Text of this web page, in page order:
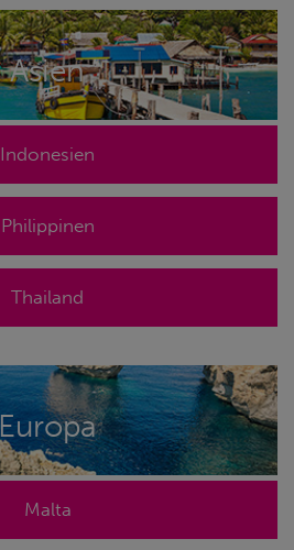
Asien
Indonesien
Philippinen
Thailand
Europa
Malta